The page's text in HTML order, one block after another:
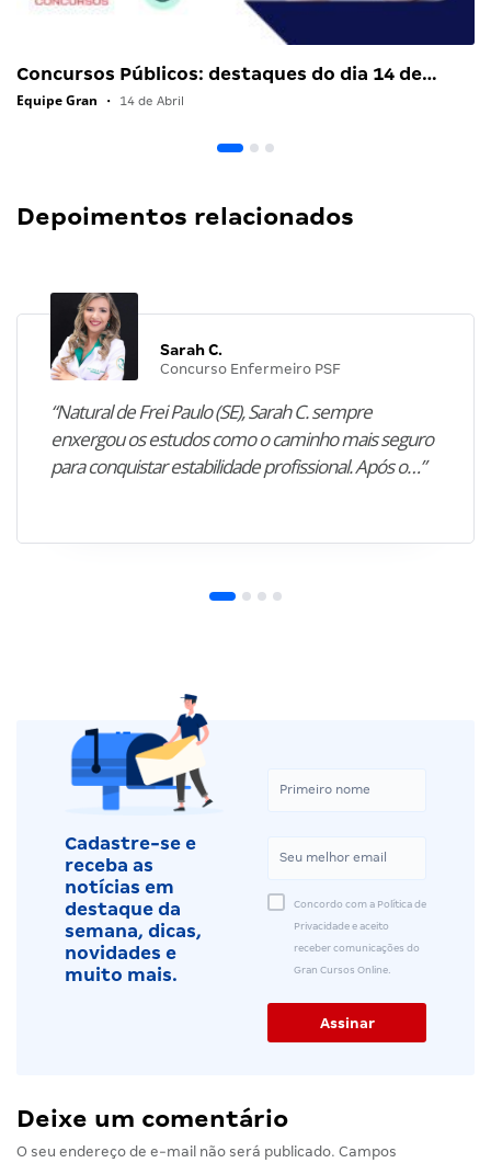
Concursos Públicos: destaques do dia 14 de…
Equipe Gran • 14 de Abril
Depoimentos relacionados
Sarah C.
Concurso Enfermeiro PSF
“Natural de Frei Paulo (SE), Sarah C. sempre
enxergou os estudos como o caminho mais seguro
para conquistar estabilidade profissional. Após o…”
Cadastre-se e
receba as
notícias em
destaque da
semana, dicas,
novidades e
muito mais.
Concordo com a Política de
Privacidade e aceito
receber comunicações do
Gran Cursos Online.
Deixe um comentário
O seu endereço de e-mail não será publicado. Campos